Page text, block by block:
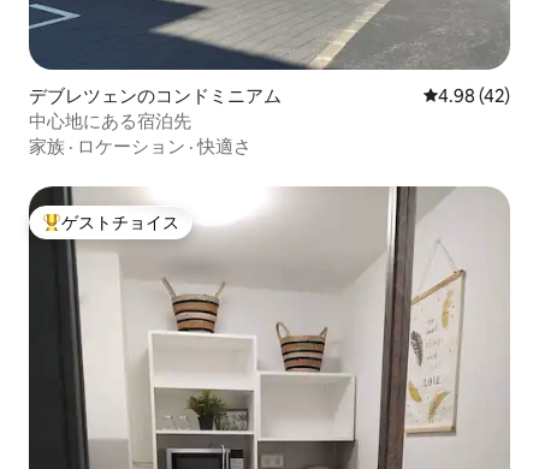
デブレツェンのコンドミニアム レビュー42
4.98 (42)
中心地にある宿泊先
家族 · ロケーション ·快適さ
大好評のゲストチョイスです。
ゲストチョイス